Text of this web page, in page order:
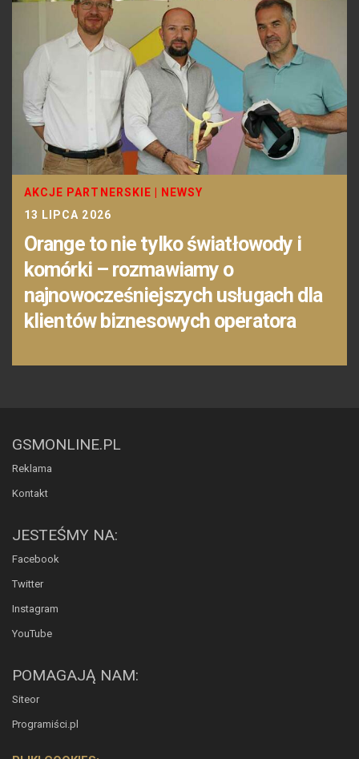
AKCJE PARTNERSKIE
NEWSY
13 LIPCA 2026
Orange to nie tylko światłowody i
komórki – rozmawiamy o
najnowocześniejszych usługach dla
klientów biznesowych operatora
GSMONLINE.PL
Reklama
Kontakt
JESTEŚMY NA:
Facebook
Twitter
Instagram
YouTube
POMAGAJĄ NAM:
Siteor
Programiści.pl